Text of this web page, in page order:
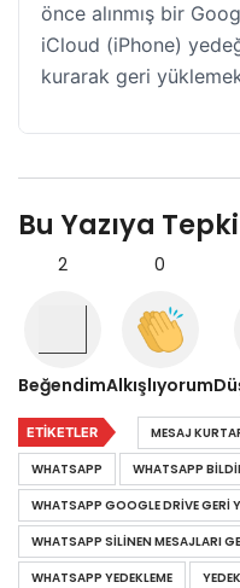
önce alınmış bir
iCloud (iPhone)
kurarak geri
Bu Yazıya
2
Beğendim
0
Alkışlıyorum
ETIKETLER MESAJ
WHATSAPP
WHATSAPP
WHATSAPP GOOGLE DRIVE GERI
WHATSAPP SILINEN MESAJLARI
WHATSAPP YEDEKLEME